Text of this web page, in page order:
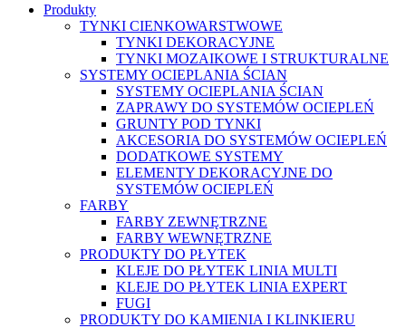
Produkty
TYNKI CIENKOWARSTWOWE
TYNKI DEKORACYJNE
TYNKI MOZAIKOWE I STRUKTURALNE
SYSTEMY OCIEPLANIA ŚCIAN
SYSTEMY OCIEPLANIA ŚCIAN
ZAPRAWY DO SYSTEMÓW OCIEPLEŃ
GRUNTY POD TYNKI
AKCESORIA DO SYSTEMÓW OCIEPLEŃ
DODATKOWE SYSTEMY
ELEMENTY DEKORACYJNE DO
SYSTEMÓW OCIEPLEŃ
FARBY
FARBY ZEWNĘTRZNE
FARBY WEWNĘTRZNE
PRODUKTY DO PŁYTEK
KLEJE DO PŁYTEK LINIA MULTI
KLEJE DO PŁYTEK LINIA EXPERT
FUGI
PRODUKTY DO KAMIENIA I KLINKIERU